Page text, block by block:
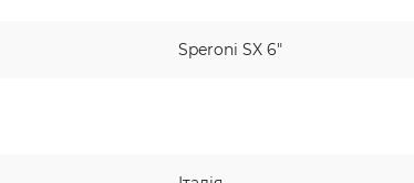
Speroni SX 6"